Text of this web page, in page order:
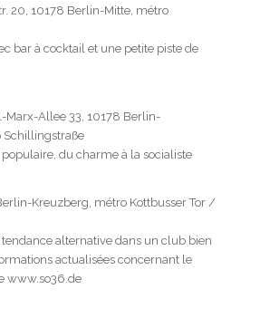
20, 10178 Berlin-Mitte, métro
bar à cocktail et une petite piste de
Marx-Allee 33, 10178 Berlin-
Schillingstraße
du charme à la socialiste
Kreuzberg, métro Kottbusser Tor /
alternative dans un club bien
actualisées concernant le
www.so36.de